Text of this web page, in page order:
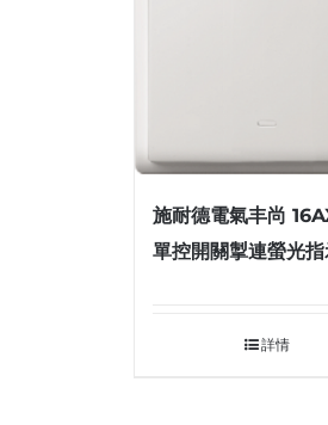
施耐德電氣丰尚
單控開關掣連螢光指
詳情